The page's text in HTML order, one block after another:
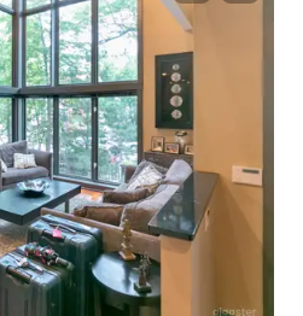
une variété d'angles. Doté
hauteur sur les côtés sud et